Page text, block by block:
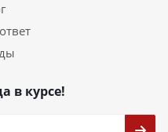
в курсе!